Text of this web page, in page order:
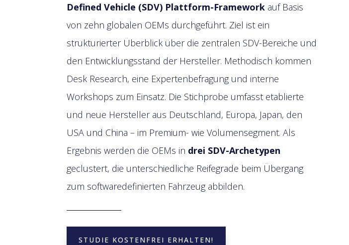
Defined Vehicle (SDV) Plattform-Framework auf Basis
von zehn globalen OEMs durchgeführt. Ziel ist ein
strukturierter Überblick über die zentralen SDV-Bereiche und
den Entwicklungsstand der Hersteller. Methodisch kommen
Desk Research, eine Expertenbefragung und interne
Workshops zum Einsatz. Die Stichprobe umfasst etablierte
und neue Hersteller aus Deutschland, Europa, Japan, den
USA und China – im Premium- wie Volumensegment. Als
Ergebnis werden die OEMs in drei SDV-Archetypen
geclustert, die unterschiedliche Reifegrade beim Übergang
zum softwaredefinierten Fahrzeug abbilden.
STUDIE KOSTENFREI ERHALTEN!